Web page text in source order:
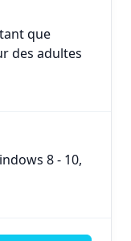
que
des adultes
8 - 10,